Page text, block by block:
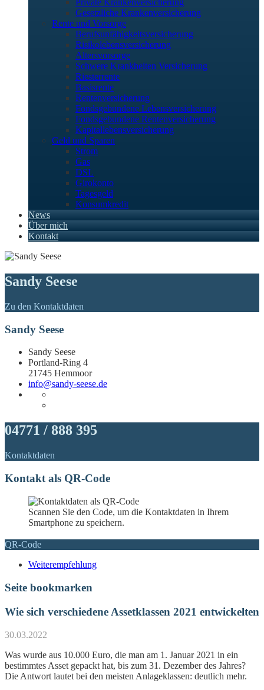
Private Krankenversicherung
Gesetzliche Krankenversicherung
Rente und Vorsorge
Berufs­unfähigkeitsversicherung
Risikolebensversicherung
Altersvorsorge
Schwere Krankheiten Versicherung
Riesterrente
Basisrente
Rentenversicherung
Fondsgebundene Lebensversicherung
Fondsgebundene Rentenversicherung
Kapitallebensversicherung
Geld und Sparen
Strom
Gas
DSL
Girokonto
Tagesgeld
Konsumkredit
News
Über mich
Kontakt
Sandy Seese
Zu den Kontaktdaten
Sandy Seese
Sandy Seese
Portland-Ring 4
21745 Hemmoor
info@sandy-seese.de
04771 / 888 395
Kontaktdaten
Kontakt als QR-Code
Scannen Sie den Code, um die Kontaktdaten in Ihrem
Smartphone zu speichern.
QR-Code
Weiterempfehlung
Seite bookmarken
Wie sich verschiedene Assetklassen 2021 entwickelten
30.03.2022
Was wurde aus 10.000 Euro, die man am 1. Januar 2021 in ein
bestimmtes Asset gepackt hat, bis zum 31. Dezember des Jahres?
Die Antwort lautet bei den meisten Anlageklassen: deutlich mehr.